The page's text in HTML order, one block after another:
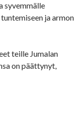
syvemmälle
ja armon
teille Jumalan
on päättynyt,